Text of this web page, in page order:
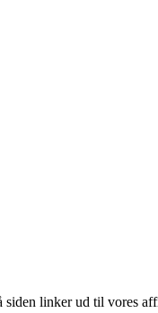
linker ud til vores